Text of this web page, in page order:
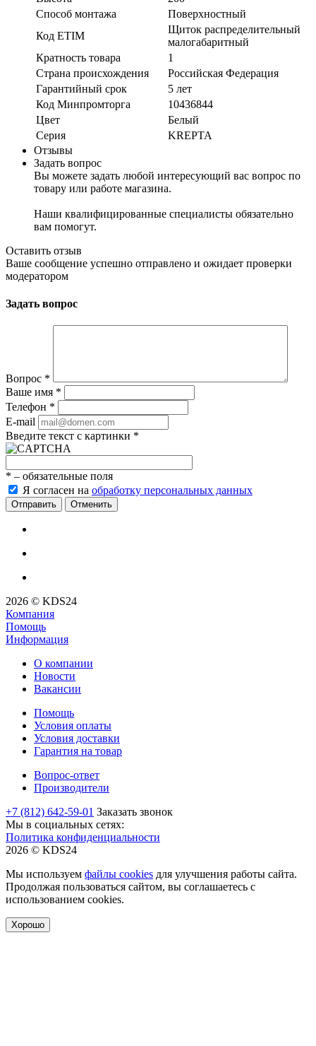
Способ монтажа
Поверхностный
Код ETIM
Щиток распределительный
малогабаритный
Кратность товара
1
Страна происхождения
Российская Федерация
Гарантийный срок
5 лет
Код Минпромторга
10436844
Цвет
Белый
Серия
KREPTA
Отзывы
Задать вопрос
Вы можете задать любой интересующий вас вопрос по
товару или работе магазина.
Наши квалифицированные специалисты обязательно
вам помогут.
Оставить отзыв
Ваше сообщение успешно отправлено и ожидает проверки
модератором
Задать вопрос
Вопрос *
Ваше имя *
Телефон *
E-mail
Введите текст с картинки *
* – обязательные поля
Я согласен на обработку персональных данных
Отменить
2026 © KDS24
Компания
Помощь
Информация
О компании
Новости
Вакансии
Помощь
Условия оплаты
Условия доставки
Гарантия на товар
Вопрос-ответ
Производители
+7 (812) 642-59-01 Заказать звонок
Мы в социальных сетях:
Политика конфиденциальности
2026 © KDS24
Мы используем файлы cookies для улучшения работы сайта.
Продолжая пользоваться сайтом, вы соглашаетесь с
использованием cookies.
Хорошо